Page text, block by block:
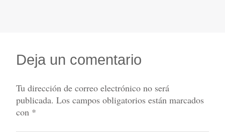
Deja un comentario
Tu dirección de correo electrónico no será
publicada. Los campos obligatorios están marcados
con *